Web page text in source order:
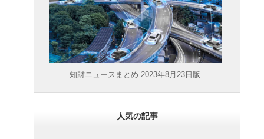
知財ニュースまとめ 2023年8月23日版
人気の記事